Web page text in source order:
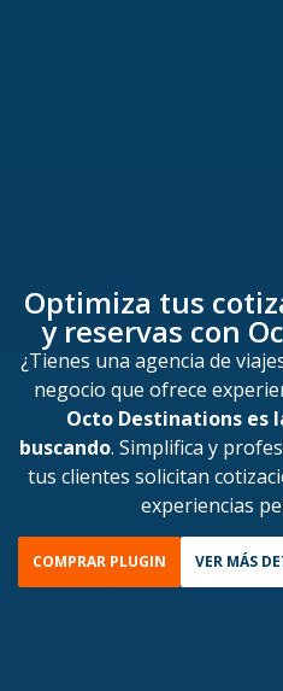
Optimiza tus
y reservas con
¿Tienes una agencia de
negocio que ofrece
Octo Destinations es
buscando. Simplifica y
tus clientes solicitan
experiencias
COMPRAR PLUGIN VER MÁS